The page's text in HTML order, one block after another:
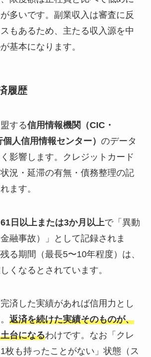
多いです。副業収入は審査に反
もあるため、主たる収入源を中
基本になります。
履歴
する信用情報機関（CIC・
人信用情報センター） のデータ
影響します。クレジットカード
況・延滞の有無・債務整理の記
ます。
61日以上または3か月以上で「異動
融事故）」として記録されま
る期間（最長5〜10年程度）は、
くなるとされています。
済した実績があれば信用力とし
返済を続けた実績そのものが、
台になるわけです。なお「クレ
枚も持ったことがない」状態（ス